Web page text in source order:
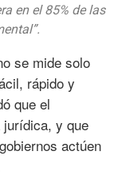
en el 85% de las
se mide solo
rápido y
que el
y que
actúen